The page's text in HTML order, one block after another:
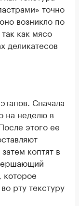
точно
возникло по
как мясо
деликатесов
Сначала
на неделю в
этого ее
коптят в
которое
рту текстуру